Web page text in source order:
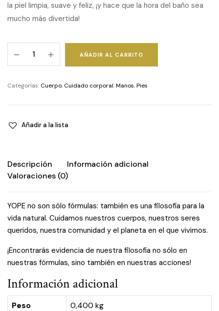
la piel limpia, suave y feliz, ¡y hace que la hora del baño sea
mucho más divertida!
para
-
y
AÑADIR AL CARRITO
Categorías: Cuerpo, Cuidado corporal,Manos,Pies
Añadir a la lista
Descripción
Información adicional
Valoraciones (0)
YOPE no son sólo fórmulas: también es una filosofía para la
vida natural. Cuidamos nuestros cuerpos, nuestros seres
queridos, nuestra comunidad y el planeta en el que vivimos.
¡Encontrarás evidencia de nuestra filosofía no sólo en
nuestras fórmulas, sino también en nuestras acciones!
Información adicional
Peso 0,400 kg